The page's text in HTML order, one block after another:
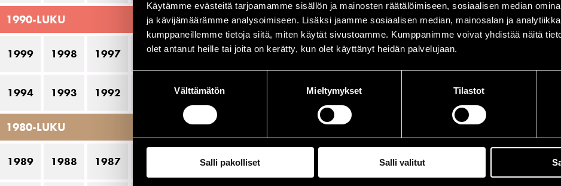
Käytämme evästeitä tarjoamamme sisällön ja mainosten räätälöimiseen, sosiaalisen median
ja kävijämäärämme analysoimiseen. Lisäksi jaamme sosiaalisen median, mainosalan ja
kumppaneillemme tietoja siitä, miten käytät sivustoamme. Kumppanimme voivat yhdistää näitä
olet antanut heille tai joita on kerätty, kun olet käyttänyt heidän palvelujaan.
Välttämätön Mieltymykset Tilastot
Salli pakolliset Salli valitut
1990-LUKU
1999 1998 1997 1996 1995
1994 1993 1992 1990
1980-LUKU
1989 1988 1987 1985